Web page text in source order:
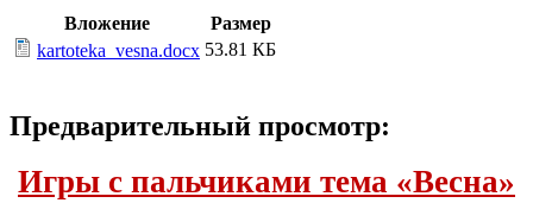
Вложение
Размер
kartoteka_vesna.docx 53.81 КБ
Предварительный просмотр:
Игры с пальчиками тема «Весна»